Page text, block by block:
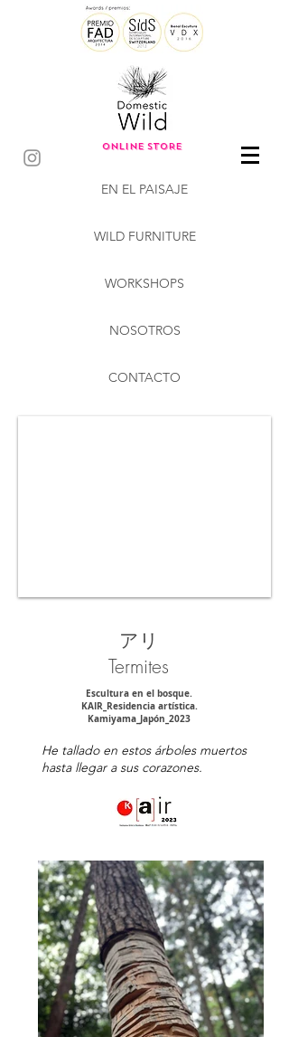
ONLINE STORE
EN EL PAISAJE
WILD FURNITURE
WORKSHOPS
NOSOTROS
CONTACTO
アリ
Termites
Escultura en el bosque.
KAIR_Residencia artística.
Kamiyama_Japón_2023
He tallado en estos árboles muertos
hasta llegar a sus corazones.